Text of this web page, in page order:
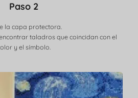
Paso 2
la capa protectora.
taladros que coincidan con el
y el símbolo.